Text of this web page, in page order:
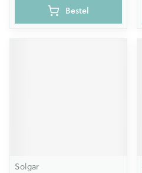
Bestel
Solgar